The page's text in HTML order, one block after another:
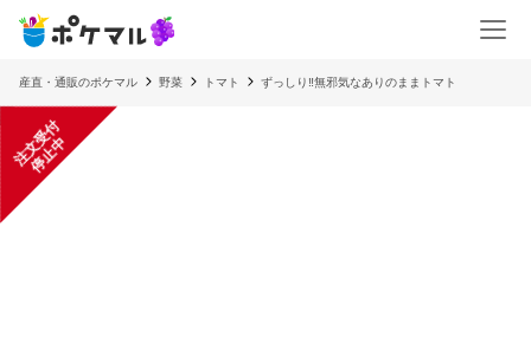
産直・通販のポケマル 野菜 トマト ずっしり‼️無邪気なありのままトマト
注
文
受
付
停
止
中